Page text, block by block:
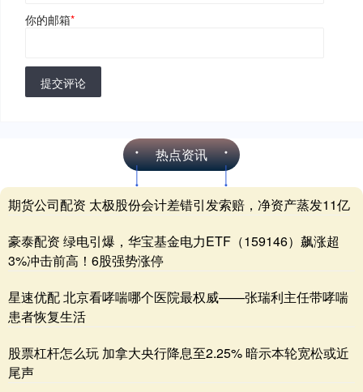
你的邮箱*
提交评论
热点资讯
期货公司配资 太极股份会计差错引发索赔，净资产蒸发11亿
豪泰配资 绿电引爆，华宝基金电力ETF（159146）飙涨超
3%冲击前高！6股强势涨停
星速优配 北京看哮喘哪个医院最权威——张瑞利主任带哮喘
患者恢复生活
股票杠杆怎么玩 加拿大央行降息至2.25% 暗示本轮宽松或近
尾声